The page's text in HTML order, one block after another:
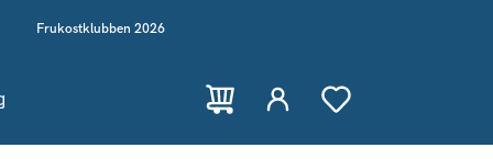
Frukostklubben 2026